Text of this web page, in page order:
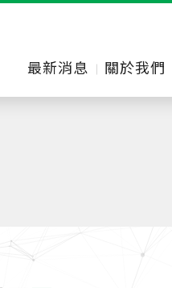
最新消息 關於我們